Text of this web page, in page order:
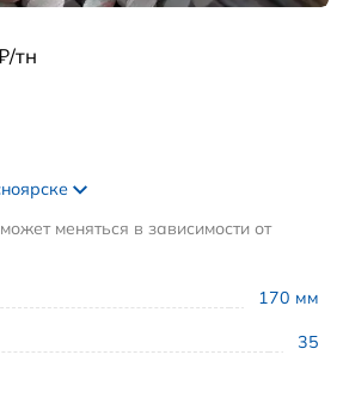
170 мм
35
тн
меняться в зависимости от